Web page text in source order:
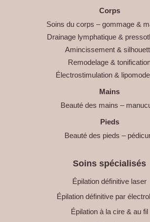
Corps
Soins du corps – gommage &
Drainage lymphatique &
Amincissement &
Remodelage &
Électrostimulation &
Mains
Beauté des mains –
Pieds
Beauté des pieds –
Soins spécialisés
Épilation définitive laser
Épilation définitive par
Épilation à la cire & au fil